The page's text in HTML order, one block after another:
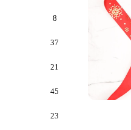
8
37
21
45
23